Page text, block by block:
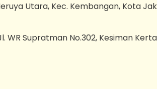
Utara, Kec. Kembangan, Kota
WR Supratman No.302, Kesiman